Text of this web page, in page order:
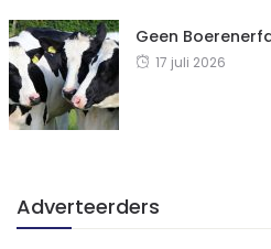
Geen
17 juli 2026
Adverteerders